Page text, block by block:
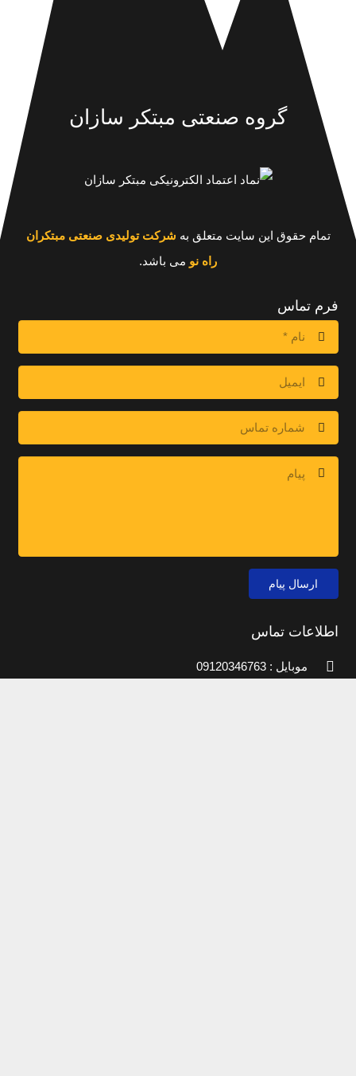
گروه صنعتی مبتکر سازان
تمام حقوق این سایت متعلق به شرکت تولیدی صنعتی مبتکران
راه نو می باشد.
فرم تماس
ارسال پیام
اطلاعات تماس
موبایل : 09120346763